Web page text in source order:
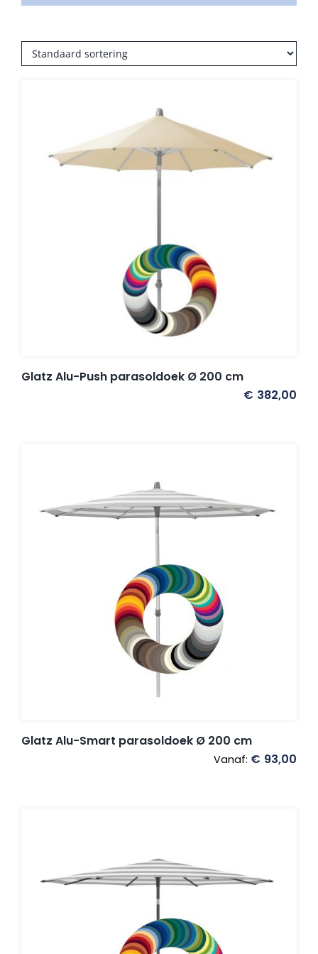
Umbrosa en Paraflex parasoldoeken
Onze merken
Glatz Alu-Push parasoldoek Ø 200 cm
€ 382,00
Glatz Alu-Smart parasoldoek Ø 200 cm
Vanaf: € 93,00